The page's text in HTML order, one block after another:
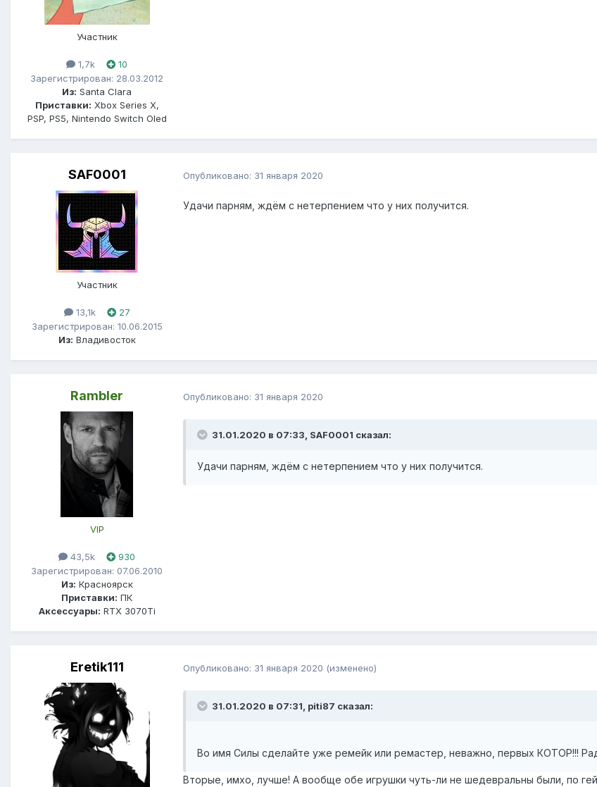
Участник
1,7k
10
Зарегистрирован: 28.03.2012
Из: Santa Clara
Приставки: Xbox Series X,
PSP, PS5, Nintendo Switch Oled
SAF0001
Участник
13,1k
27
Зарегистрирован: 10.06.2015
Из: Владивосток
Опубликовано: 31 января 2020
Удачи парням, ждём с нетерпением что у них получится.
Rambler
VIP
43,5k
930
Зарегистрирован: 07.06.2010
Из: Красноярск
Приставки: ПК
Аксессуары: RTX 3070Ti
Опубликовано: 31 января 2020
31.01.2020 в 07:33, SAF0001 сказал:
Удачи парням, ждём с нетерпением что у них получится.
Eretik111 Опубликовано: 31 января 2020 (изменено)
31.01.2020 в 07:31, piti87 сказал:
Во имя Силы сделайте уже ремейк или ремастер, неважно, первых КОТОР!!!
Вторые, имхо, лучше! А вообще обе игрушки чуть-ли не шедевральны были, по